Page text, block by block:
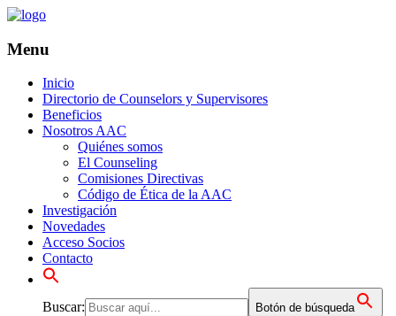
Menu
Inicio
Directorio de Counselors y Supervisores
Beneficios
Nosotros AAC
Quiénes somos
El Counseling
Comisiones Directivas
Código de Ética de la AAC
Investigación
Novedades
Acceso Socios
Contacto
Buscar: Botón de búsqueda